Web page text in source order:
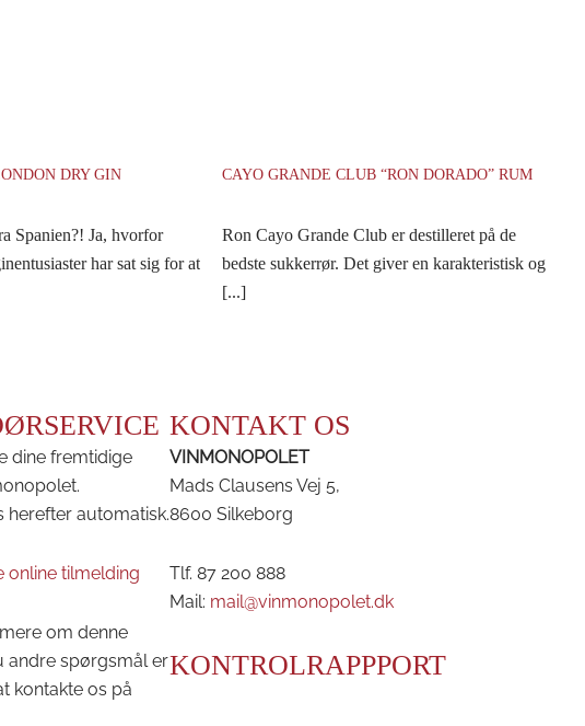
DRY GIN
Spanien?! Ja, hvorfor
har sat sig for at
CAYO GRANDE CLUB “RON DORADO” RUM
Ron Cayo Grande Club er destilleret på de
bedste sukkerrør. Det giver en karakteristisk og
[...]
dine fremtidige
herefter automatisk.
online tilmelding
om denne
andre spørgsmål er
kontakte os på
KONTAKT OS
VINMONOPOLET
Mads Clausens Vej 5,
8600 Silkeborg
Tlf. 87 200 888
Mail: mail@vinmonopolet.dk
KONTROLRAPPPORT